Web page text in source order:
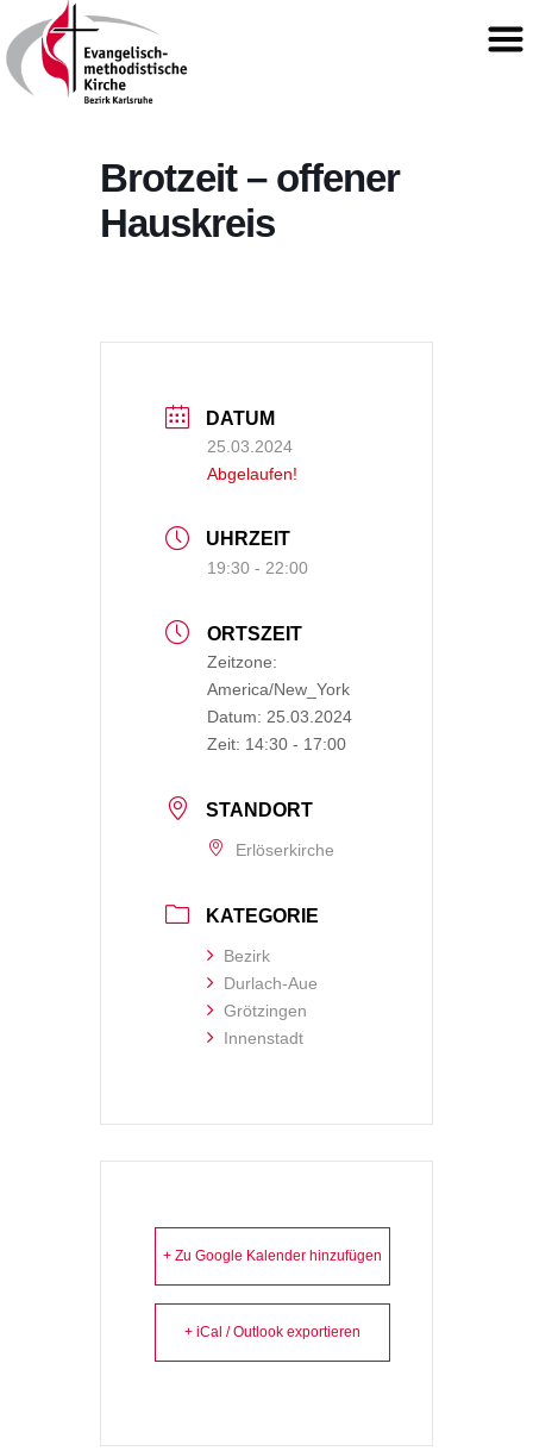
Brotzeit – offener
Hauskreis
DATUM
25.03.2024
Abgelaufen!
UHRZEIT
19:30 - 22:00
ORTSZEIT
Zeitzone:
America/New_York
Datum: 25.03.2024
Zeit: 14:30 - 17:00
STANDORT
Erlöserkirche
KATEGORIE
Bezirk
Durlach-Aue
Grötzingen
Innenstadt
+ Zu Google Kalender hinzufügen
+ iCal / Outlook exportieren